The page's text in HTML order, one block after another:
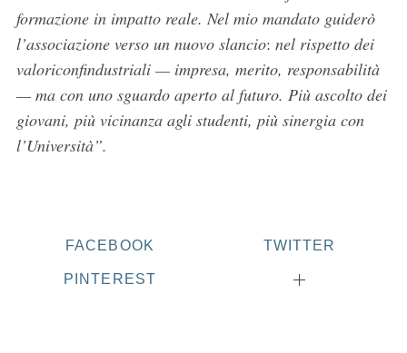
formazione in impatto reale. Nel mio mandato guiderò
l’associazione verso un nuovo slancio: nel rispetto dei
valoriconfindustriali — impresa, merito, responsabilità
— ma con uno sguardo aperto al futuro. Più ascolto dei
giovani, più vicinanza agli studenti, più sinergia con
l’Università”.
FACEBOOK TWITTER
PINTEREST
S
e
f
r